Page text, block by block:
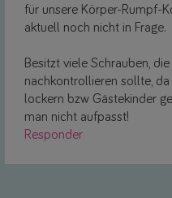
für unsere Körper-Rumpf-
aktuell noch nicht in Frage.
Besitzt viele Schrauben,
nachkontrollieren sollte,
lockern bzw Gästekinder
man nicht aufpasst!
Responder